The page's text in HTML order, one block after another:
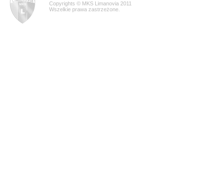
Copyrights © MKS Limanovia 2011
Wszelkie prawa zastrzeżone.